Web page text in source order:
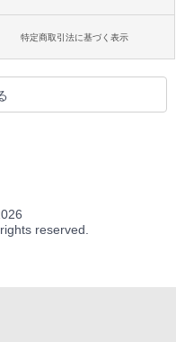
特定商取引法に基づく表示
reserved.